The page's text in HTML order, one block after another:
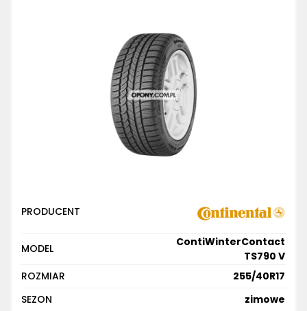
PRODUCENT
MODEL
ContiWinterContact
TS790 V
ROZMIAR
255/40R17
SEZON
zimowe